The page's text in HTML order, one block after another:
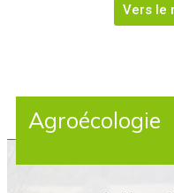
Vers le
Agroécologie